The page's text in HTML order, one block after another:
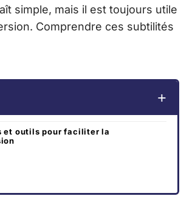
simple, mais il est toujours utile
Comprendre ces subtilités
et outils pour faciliter la